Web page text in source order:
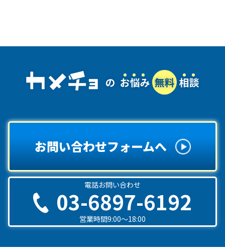
お問い合わせフォームへ
電話お問い合わせ
03-6897-6192
営業時間9:00〜18:00